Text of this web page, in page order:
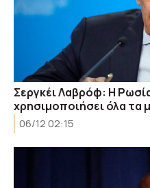
Σεργκέι Λαβρόφ: Η
χρησιμοποιήσει όλα τα
06/12 02:15